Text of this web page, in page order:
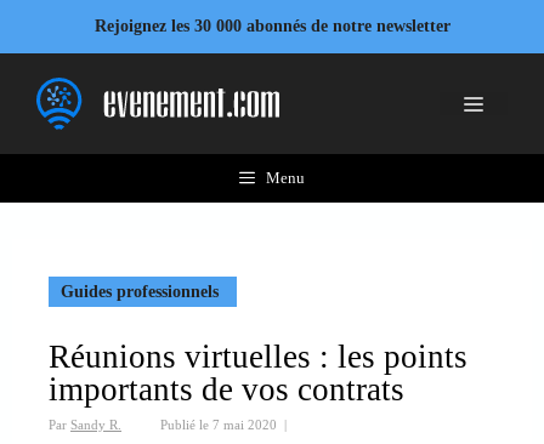
contenu
Rejoignez les 30 000 abonnés de notre newsletter
Menu
Menu
Guides professionnels
Réunions virtuelles : les points
importants de vos contrats
Par Sandy R. Publié le 7 mai 2020 |